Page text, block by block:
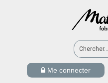
Me connecter